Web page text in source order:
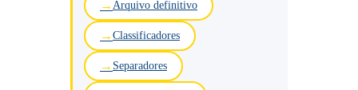
Arquivo definitivo
Classificadores
Separadores